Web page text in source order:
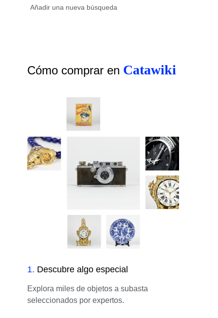
Cómo comprar en Catawiki
1. Descubre algo especial
Explora miles de objetos a subasta
seleccionados por expertos.